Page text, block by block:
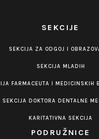
SEKCIJE
SEKCIJA ZA ODGOJ I
SEKCIJA MLADIH
FARMACEUTA I MEDICINSKIH
SEKCIJA DOKTORA DENTALNE
KARITATIVNA SEKCIJA
PODRUŽNICE